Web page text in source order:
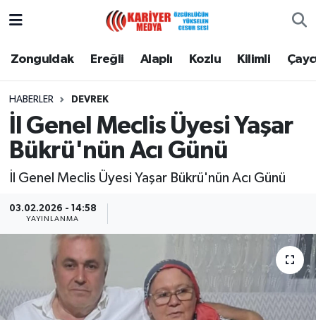
Zonguldak Ereğli Alaplı Kozlu Kilimli
HABERLER DEVREK
İl Genel Meclis Üyesi Yaşar
Bükrü'nün Acı Günü
İl Genel Meclis Üyesi Yaşar Bükrü'nün Acı Günü
03.02.2026 - 14:58
YAYINLANMA
Zonguldak
Alaplı
Kozlu
Çaycuma
Gökçebey
Devrek
Zonguldak Nöbetçi Eczaneler
Zonguldak Namaz Vakitleri
Zonguldak Trafik Yoğunluk Haritası
Tüm Manşetler
Son Dakika Haberleri
Haber Arşivi